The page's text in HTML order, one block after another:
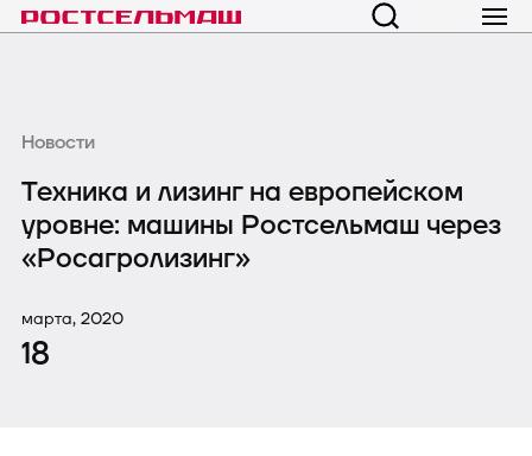
Новости
Техника и лизинг на европейском
уровне: машины Ростсельмаш через
«Росагролизинг»
марта, 2020
18